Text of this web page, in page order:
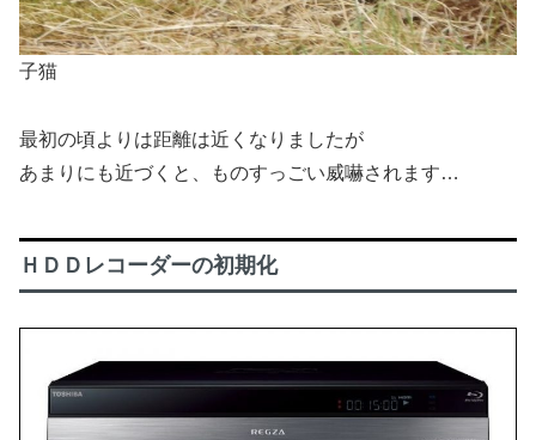
子猫
最初の頃よりは距離は近くなりましたが
あまりにも近づくと、ものすっごい威嚇されます…
ＨＤＤレコーダーの初期化